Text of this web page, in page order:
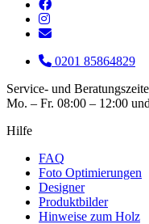
0201 85864829
Service- und
Mo. – Fr. 08:00 – 12:00
Hilfe
FAQ
Foto Optimierungen
Designer
Produktbilder
Hinweise zum Holz